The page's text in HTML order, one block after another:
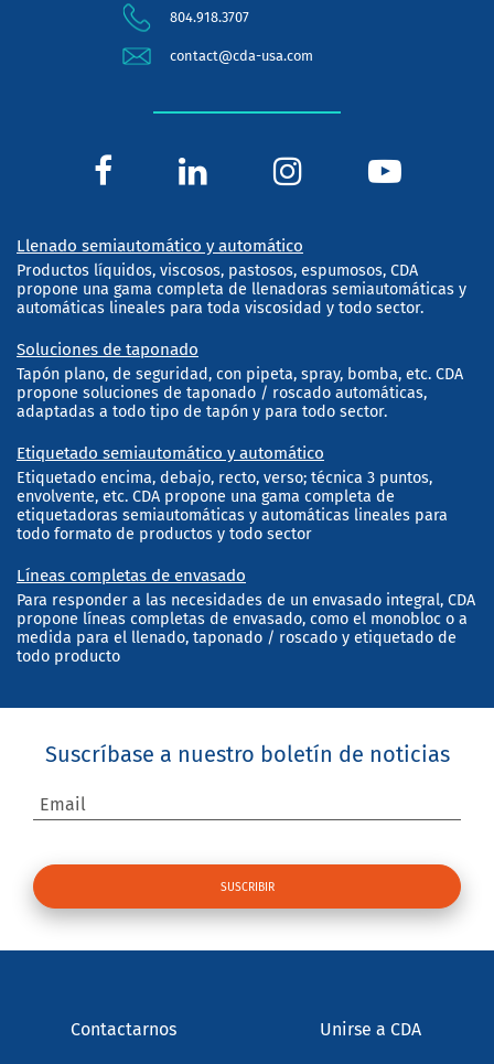
804.918.3707
contact@cda-usa.com
Llenado semiautomático y automático
Productos líquidos, viscosos, pastosos, espumosos, CDA
propone una gama completa de llenadoras semiautomáticas y
automáticas lineales para toda viscosidad y todo sector.
Soluciones de taponado
Tapón plano, de seguridad, con pipeta, spray, bomba, etc. CDA
propone soluciones de taponado / roscado automáticas,
adaptadas a todo tipo de tapón y para todo sector.
Etiquetado semiautomático y automático
Etiquetado encima, debajo, recto, verso; técnica 3 puntos,
envolvente, etc. CDA propone una gama completa de
etiquetadoras semiautomáticas y automáticas lineales para
todo formato de productos y todo sector
Líneas completas de envasado
Para responder a las necesidades de un envasado integral, CDA
propone líneas completas de envasado, como el monobloc o a
medida para el llenado, taponado / roscado y etiquetado de
todo producto
Suscríbase a nuestro boletín de noticias
Email
Contactarnos Unirse a CDA